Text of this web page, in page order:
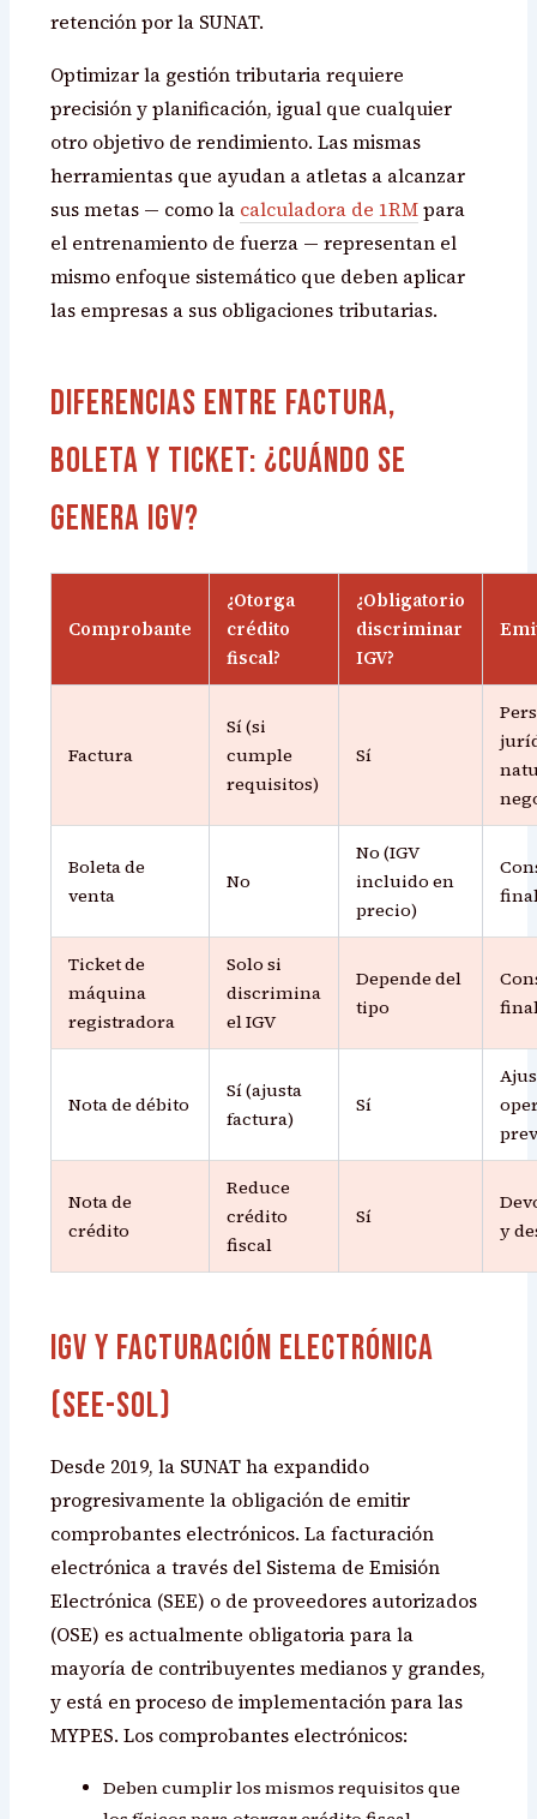
retención por la SUNAT.
Optimizar la gestión tributaria requiere
precisión y planificación, igual que cualquier
otro objetivo de rendimiento. Las mismas
herramientas que ayudan a atletas a alcanzar
sus metas — como la calculadora de 1RMpara
el entrenamiento de fuerza — representan el
mismo enfoque sistemático que deben aplicar
las empresas a sus obligaciones tributarias.
Diferencias entre Factura,
Boleta y Ticket: ¿Cuándo se
genera IGV?
Comprobante
¿Otorga
crédito
fiscal?
¿Obligatorio
discriminar
IGV?
Factura
Sí (si
cumple
requisitos)
Sí
Boleta de
venta
No
No (IGV
incluido en
precio)
Ticket de
máquina
registradora
Solo si
discrimina
el IGV
Depende del
tipo
Nota de débito
Sí (ajusta
factura)
Sí
Nota de
crédito
Reduce
crédito
fiscal
Sí
y
IGV y Facturación Electrónica
(SEE-SOL)
Desde 2019, la SUNAT ha expandido
progresivamente la obligación de emitir
comprobantes electrónicos. La facturación
electrónica a través del Sistema de Emisión
Electrónica (SEE) o de proveedores autorizados
(OSE) es actualmente obligatoria para la
mayoría de contribuyentes medianos y grandes,
y está en proceso de implementación para las
MYPES. Los comprobantes electrónicos:
Deben cumplir los mismos requisitos que